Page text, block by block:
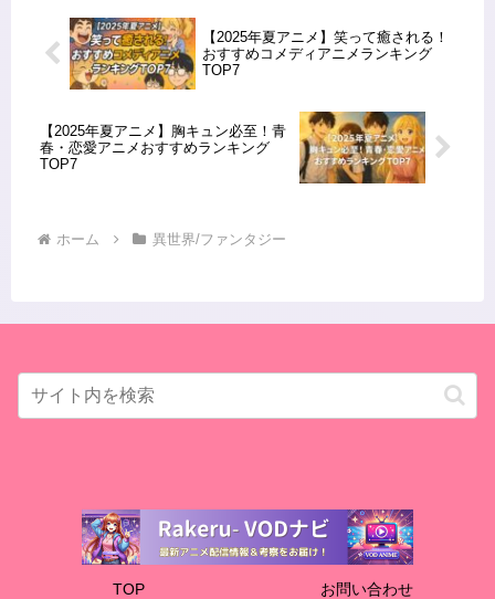
【2025年夏アニメ】笑って癒される！
おすすめコメディアニメランキング
TOP7
【2025年夏アニメ】胸キュン必至！青
春・恋愛アニメおすすめランキング
TOP7
ホーム 異世界/ファンタジー
TOP お問い合わせ